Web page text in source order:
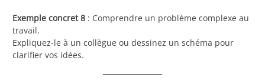
Exemple concret 8 : Comprendre un problème complexe au
travail.
Expliquez-le à un collègue ou dessinez un schéma pour
clarifier vos idées.